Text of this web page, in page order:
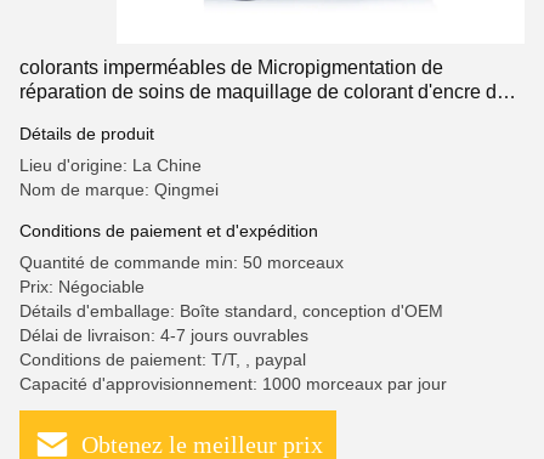
colorants imperméables de Micropigmentation de
réparation de soins de maquillage de colorant d'encre de
Détails de produit
Lieu d'origine: La Chine
Nom de marque: Qingmei
Conditions de paiement et d'expédition
Quantité de commande min: 50 morceaux
Prix: Négociable
Détails d'emballage: Boîte standard, conception d'OEM
Délai de livraison: 4-7 jours ouvrables
Conditions de paiement: T/T, , paypal
Capacité d'approvisionnement: 1000 morceaux par jour
Obtenez le meilleur prix